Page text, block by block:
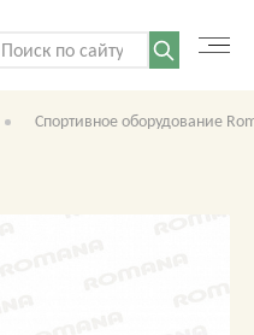
Поиск:
Спортивное оборудование